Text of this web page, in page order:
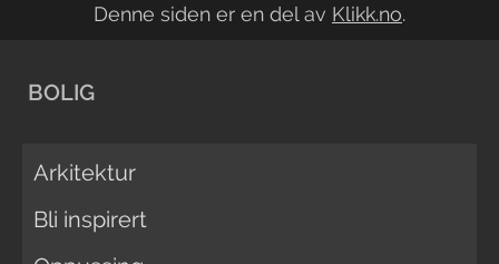
Denne siden er en del av Klikk.no.
BOLIG
Arkitektur
Bli inspirert